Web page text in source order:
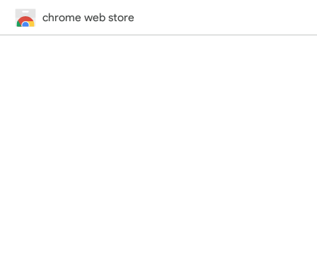
chrome web store